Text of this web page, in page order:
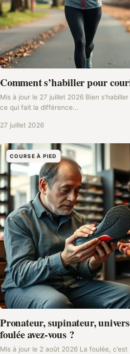
Comment s’habiller pour
Mis à jour le 27 juillet 2026 Bien
ce qui fait la différence…
27 juillet 2026
COURSE À PIED
Pronateur, supinateur,
foulée avez-vous ?
Mis à jour le 2 août 2026 La foulée,